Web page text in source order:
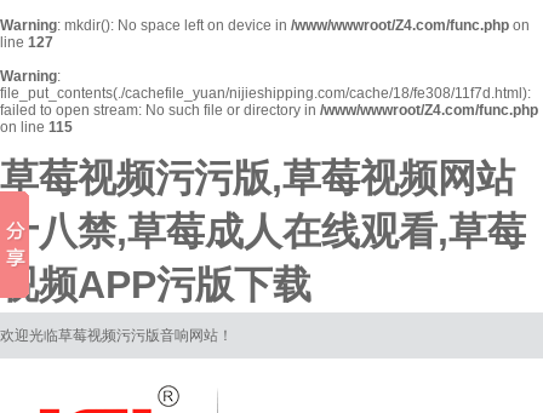
Warning: mkdir(): No space left on device in /www/wwwroot/Z4.com/func.php on
line 127
Warning:
file_put_contents(./cachefile_yuan/nijieshipping.com/cache/18/fe308/11f7d.html):
failed to open stream: No such file or directory in /www/wwwroot/Z4.com/func.php
on line 115
草莓视频污污版,草莓视频网站
十八禁,草莓成人在线观看,草莓
视频APP污版下载
欢迎光临草莓视频污污版音响网站！